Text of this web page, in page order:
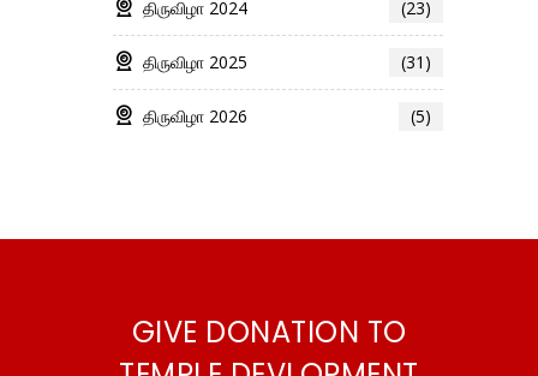
திருவிழா 2024 (23)
திருவிழா 2025 (31)
திருவிழா 2026 (5)
GIVE DONATION TO